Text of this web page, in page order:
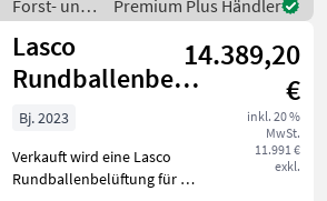
Technische Daten d
Forst- und
Holztechnik
/ Lasco
Premium Plus Händler
Lasco
Rundballenbelüftung
für 24 Ballen
14.389,20
€
inkl. 20 %
MwSt.
11.991 €
exkl.
Bj. 2023
Verkauft wird eine Lasco
Rundballenbelüftung für 24